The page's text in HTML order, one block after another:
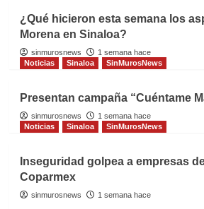
¿Qué hicieron esta semana los
Morena en Sinaloa?
sinmurosnews
1 semana hace
Noticias
Sinaloa SinMurosNews
Presentan campaña “Cuéntame
sinmurosnews
1 semana hace
Noticias
Sinaloa SinMurosNews
Inseguridad golpea a empresas
Coparmex
sinmurosnews 1 semana hace